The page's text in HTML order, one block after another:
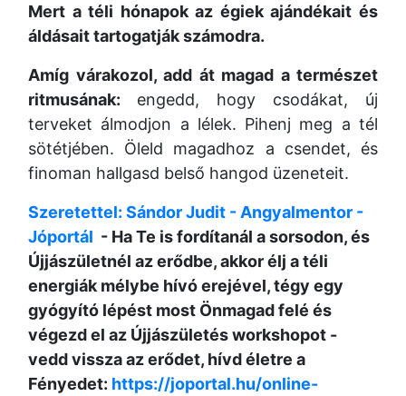
Mert a téli hónapok az égiek ajándékait és
áldásait tartogatják számodra.
Amíg várakozol, add át magad a természet
ritmusának: engedd, hogy csodákat, új
terveket álmodjon a lélek. Pihenj meg a tél
sötétjében. Öleld magadhoz a csendet, és
finoman hallgasd belső hangod üzeneteit.
Szeretettel: Sándor Judit - Angyalmentor -
Jóportál - Ha Te is fordítanál a sorsodon, és
Újjászületnél az erődbe, akkor élj a téli
energiák mélybe hívó erejével, tégy egy
gyógyító lépést most Önmagad felé és
végezd el az Újjászületés workshopot -
vedd vissza az erődet, hívd életre a
Fényedet: https://joportal.hu/online-